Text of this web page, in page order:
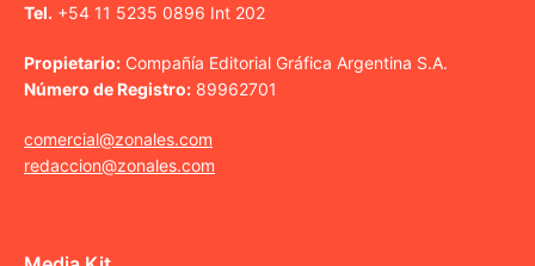
Tel. +54 11 5235 0896 Int 202
Propietario: Compañía Editorial Gráfica Argentina S.A.
Número de Registro: 89962701
comercial@zonales.com
redaccion@zonales.com